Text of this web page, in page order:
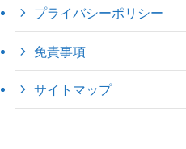
プライバシーポリシー
免責事項
サイトマップ